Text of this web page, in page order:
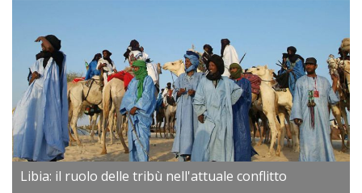
Libia: il ruolo delle tribù nell'attuale conflitto